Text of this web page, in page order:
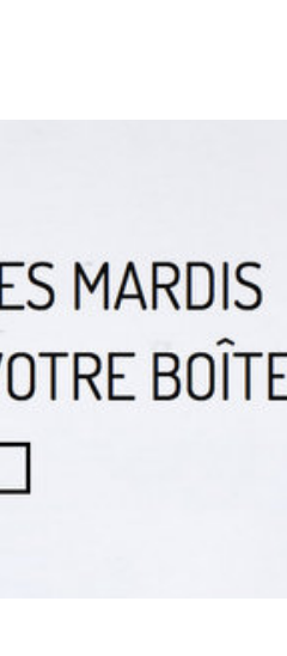
Depuis que j’ai
chaque mardi de
lectures qui